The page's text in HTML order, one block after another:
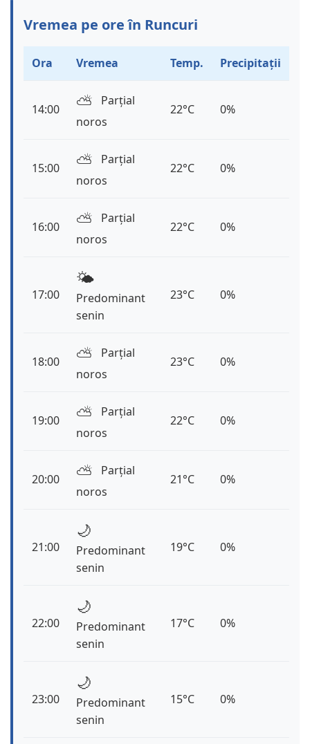
Vremea pe ore în Runcuri
Ora Vremea Temp. Precipitații
14:00 ⛅️
Parțial
noros
22°C 0%
15:00 ⛅️
Parțial
noros
22°C 0%
16:00 ⛅️
Parțial
noros
22°C 0%
17:00
🌤️
Predominant
senin
23°C 0%
18:00 ⛅️
Parțial
noros
23°C 0%
19:00 ⛅️
Parțial
noros
22°C 0%
20:00 ⛅️
Parțial
noros
21°C 0%
21:00
🌙
Predominant
senin
19°C 0%
22:00
🌙
Predominant
senin
17°C 0%
23:00
🌙
Predominant
senin
15°C 0%